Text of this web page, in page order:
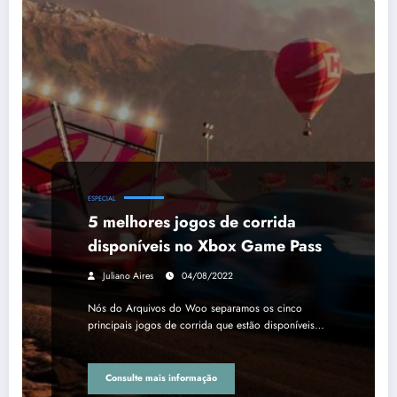
ESPECIAL
5 melhores jogos de corrida
disponíveis no Xbox Game Pass
Juliano Aires 04/08/2022
Nós do Arquivos do Woo separamos os cinco
principais jogos de corrida que estão disponíveis…
Consulte mais informação